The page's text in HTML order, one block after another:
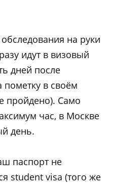
на руки
идут в визовый
дней после
пометку в своём
пройдено). Само
час, в Москве
день.
паспорт не
student visa (того же